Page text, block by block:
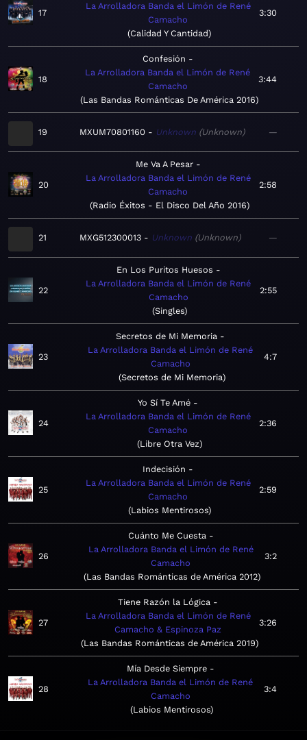
17
La Arrolladora Banda el Limón de René
Camacho
Calidad Y Cantidad
3:30
18
Confesión
La Arrolladora Banda el Limón de René
Camacho
Las Bandas Románticas De América 2016
3:44
19 MXUM70801160 Unknown Unknown —
20
Me Va A Pesar
La Arrolladora Banda el Limón de René
Camacho
Radio Éxitos - El Disco Del Año 2016
2:58
21 MXG512300013 Unknown Unknown —
22
En Los Puritos Huesos
La Arrolladora Banda el Limón de René
Camacho
Singles
2:55
23
Secretos de Mi Memoria
La Arrolladora Banda el Limón de René
Camacho
Secretos de Mi Memoria
4:7
24
Yo Sí Te Amé
La Arrolladora Banda el Limón de René
Camacho
Libre Otra Vez
2:36
25
Indecisión
La Arrolladora Banda el Limón de René
Camacho
Labios Mentirosos
2:59
26
Cuánto Me Cuesta
La Arrolladora Banda el Limón de René
Camacho
Las Bandas Románticas de América 2012
3:2
27
Tiene Razón la Lógica
La Arrolladora Banda el Limón de René
Camacho & Espinoza Paz
Las Bandas Románticas de América 2019
3:26
28
Mía Desde Siempre
La Arrolladora Banda el Limón de René
Camacho
Labios Mentirosos
3:4